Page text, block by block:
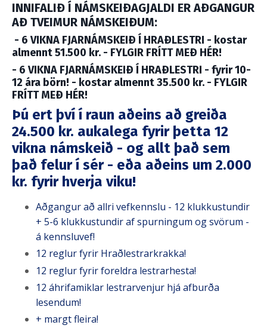
INNIFALIÐ Í NÁMSKEIÐAGJALDI ER AÐGANGUR
AÐ TVEIMUR NÁMSKEIÐUM:
- 6 VIKNA FJARNÁMSKEIÐ Í HRAÐLESTRI - kostar
almennt 51.500 kr. - FYLGIR FRÍTT MEÐ HÉR!
- 6 VIKNA FJARNÁMSKEIÐ Í HRAÐLESTRI - fyrir 10-
12 ára börn! - kostar almennt 35.500 kr. - FYLGIR
FRÍTT MEÐ HÉR!
Þú ert því í raun aðeins að greiða
24.500 kr. aukalega fyrir þetta 12
vikna námskeið - og allt það sem
það felur í sér - eða aðeins um 2.000
kr. fyrir hverja viku!
Aðgangur að allri vefkennslu - 12 klukkustundir
+ 5-6 klukkustundir af spurningum og svörum -
á kennsluvef!
12 reglur fyrir Hraðlestrarkrakka!
12 reglur fyrir foreldra lestrarhesta!
12 áhrifamiklar lestrarvenjur hjá afburða
lesendum!
+ margt fleira!